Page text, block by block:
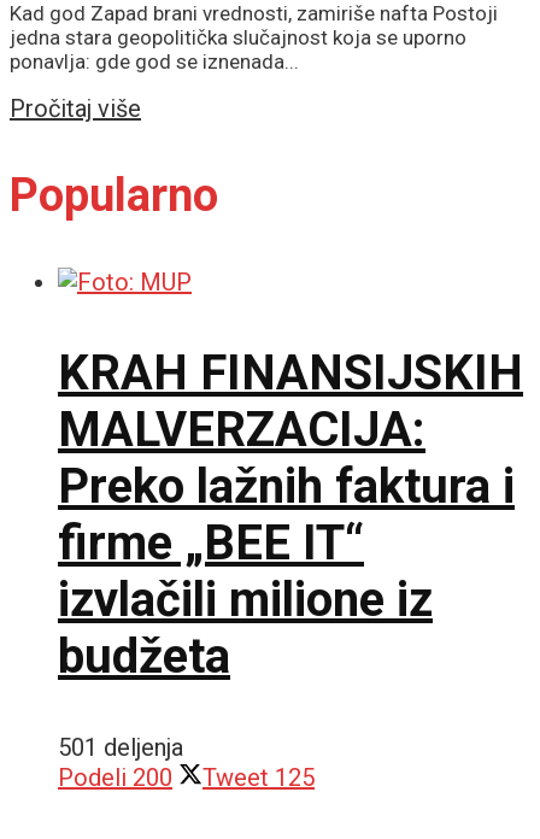
Kad god Zapad brani vrednosti, zamiriše nafta Postoji
jedna stara geopolitička slučajnost koja se uporno
ponavlja: gde god se iznenada...
Pročitaj više
Popularno
KRAH FINANSIJSKIH
MALVERZACIJA:
Preko lažnih faktura i
firme „BEE IT“
izvlačili milione iz
budžeta
501 deljenja
Podeli 200 Tweet 125